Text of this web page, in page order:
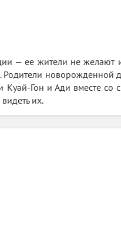
— ее жители не желают
новорожденной
Куай-Гон и Ади вместе
их.